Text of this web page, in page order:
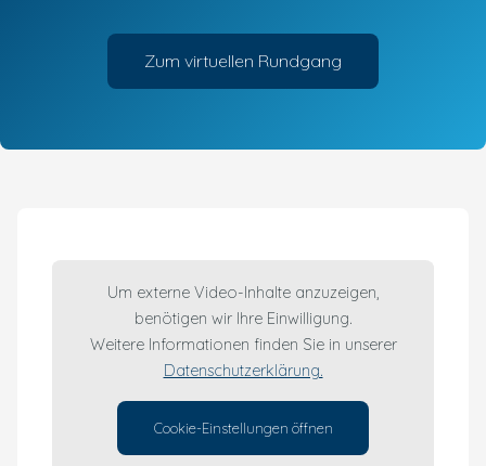
Zum virtuellen Rundgang
Um externe Video-Inhalte anzuzeigen,
benötigen wir Ihre Einwilligung.
Weitere Informationen finden Sie in unserer
Datenschutzerklärung.
Cookie-Einstellungen öffnen